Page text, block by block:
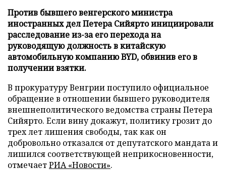
Против бывшего венгерского министра
иностранных дел Петера Сийярто инициировали
расследование из-за его перехода на
руководящую должность в китайскую
автомобильную компанию BYD, обвинив его в
получении взятки.
В прокуратуру Венгрии поступило официальное
обращение в отношении бывшего руководителя
внешнеполитического ведомства страны Петера
Сийярто. Если вину докажут, политику грозит до
трех лет лишения свободы, так как он
добровольно отказался от депутатского мандата и
лишился соответствующей неприкосновенности,
отмечаетРИА «Новости».